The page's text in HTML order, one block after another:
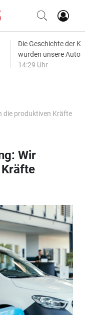
Die Geschichte der
wurden unsere
14:29 Uhr
die produktiven Kräfte
Wir